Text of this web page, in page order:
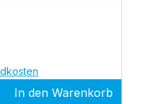
In den Warenkorb